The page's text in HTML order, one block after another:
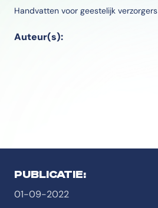
Handvatten voor geestelijk verzorgers
Auteur(s):
PUBLICATIE:
01-09-2022